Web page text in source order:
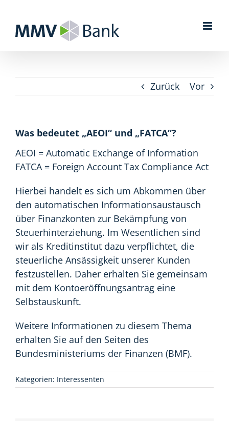
springen
Zurück Vor
Was bedeutet „AEOI“ und „FATCA“?
AEOI = Automatic Exchange of Information
FATCA = Foreign Account Tax Compliance Act
Hierbei handelt es sich um Abkommen über
den automatischen Informationsaustausch
über Finanzkonten zur Bekämpfung von
Steuerhinterziehung. Im Wesentlichen sind
wir als Kreditinstitut dazu verpflichtet, die
steuerliche Ansässigkeit unserer Kunden
festzustellen. Daher erhalten Sie gemeinsam
mit dem Kontoeröffnungsantrag eine
Selbstauskunft.
Weitere Informationen zu diesem Thema
erhalten Sie auf den Seiten des
Bundesministeriums der Finanzen (BMF).
Kategorien: Interessenten